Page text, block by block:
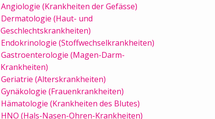
Angiologie (Krankheiten der Gefässe)
Dermatologie (Haut- und
Geschlechtskrankheiten)
Endokrinologie (Stoffwechselkrankheiten)
Gastroenterologie (Magen-Darm-
Krankheiten)
Geriatrie (Alterskrankheiten)
Gynäkologie (Frauenkrankheiten)
Hämatologie (Krankheiten des Blutes)
HNO (Hals-Nasen-Ohren-Krankheiten)